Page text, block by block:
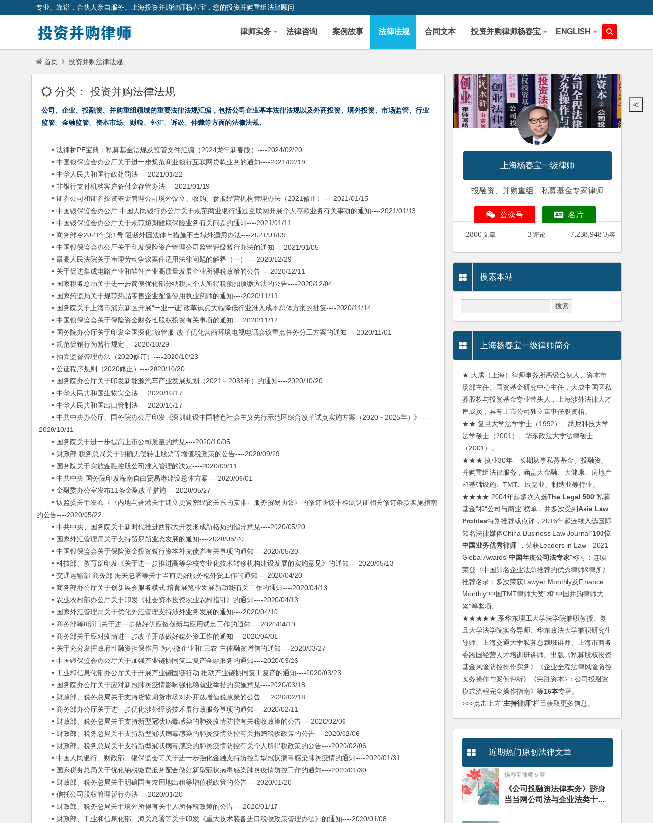
专业、靠谱，合伙人亲自服务。上海投资并购律师杨春宝，您的投资并购重组法律顾问
律师实务 法律咨询 案例故事 法律法规 合同文本 投资并购律师杨春宝 ENGLISH
首页 投资并购法律法规
分类： 投资并购法律法规
公司、企业、投融资、并购重组领域的重要法律法规汇编，包括公司企业基本法律法规以及外商投资、境外投资、市场监管、行业
监管、金融监管、资本市场、财税、外汇、诉讼、仲裁等方面的法律法规。
• 法律桥PE宝典：私募基金法规及监管文件汇编（2024龙年新春版）----2024/02/20
• 中国银保监会办公厅关于进一步规范商业银行互联网贷款业务的通知----2021/02/19
• 中华人民共和国行政处罚法----2021/01/22
• 非银行支付机构客户备付金存管办法----2021/01/19
• 证券公司和证券投资基金管理公司境外设立、收购、参股经营机构管理办法（2021修正）----2021/01/15
• 中国银保监会办公厅 中国人民银行办公厅关于规范商业银行通过互联网开展个人存款业务有关事项的通知----2021/01/13
• 中国银保监会办公厅关于规范短期健康保险业务有关问题的通知----2021/01/11
• 商务部令2021年第1号 阻断外国法律与措施不当域外适用办法----2021/01/09
• 中国银保监会办公厅关于印发保险资产管理公司监管评级暂行办法的通知----2021/01/05
• 最高人民法院关于审理劳动争议案件适用法律问题的解释（一）----2020/12/29
• 关于促进集成电路产业和软件产业高质量发展企业所得税政策的公告----2020/12/11
• 国家税务总局关于进一步简便优化部分纳税人个人所得税预扣预缴方法的公告----2020/12/04
• 国家药监局关于规范药品零售企业配备使用执业药师的通知----2020/11/19
• 国务院关于上海市浦东新区开展“一业一证”改革试点大幅降低行业准入成本总体方案的批复----2020/11/14
• 中国银保监会关于保险资金财务性股权投资有关事项的通知----2020/11/12
• 国务院办公厅关于印发全国深化“放管服”改革优化营商环境电视电话会议重点任务分工方案的通知----2020/11/01
• 规范促销行为暂行规定----2020/10/29
• 拍卖监督管理办法（2020修订）----2020/10/23
• 公证程序规则（2020修正）----2020/10/20
• 国务院办公厅关于印发新能源汽车产业发展规划（2021－2035年）的通知----2020/10/20
• 中华人民共和国生物安全法----2020/10/17
• 中华人民共和国出口管制法----2020/10/17
• 中共中央办公厅、国务院办公厅印发《深圳建设中国特色社会主义先行示范区综合改革试点实施方案（2020－2025年）》---
-2020/10/11
• 国务院关于进一步提高上市公司质量的意见----2020/10/05
• 财政部 税务总局关于明确无偿转让股票等增值税政策的公告----2020/09/29
• 国务院关于实施金融控股公司准入管理的决定----2020/09/11
• 中共中央 国务院印发海南自由贸易港建设总体方案----2020/06/01
• 金融委办公室发布11条金融改革措施----2020/05/27
• 认监委关于发布《〈内地与香港关于建立更紧密经贸关系的安排〉服务贸易协议》的修订协议中检测认证相关修订条款实施指南
的公告----2020/05/22
• 中共中央、国务院关于新时代推进西部大开发形成新格局的指导意见----2020/05/20
• 国家外汇管理局关于支持贸易新业态发展的通知----2020/05/20
• 中国银保监会关于保险资金投资银行资本补充债券有关事项的通知----2020/05/20
• 科技部、教育部印发《关于进一步推进高等学校专业化技术转移机构建设发展的实施意见》的通知----2020/05/13
• 交通运输部 商务部 海关总署等关于当前更好服务稳外贸工作的通知----2020/04/20
• 商务部办公厅关于创新展会服务模式 培育展览业发展新动能有关工作的通知----2020/04/13
• 农业农村部办公厅关于印发《社会资本投资农业农村指引》的通知----2020/04/13
• 国家外汇管理局关于优化外汇管理支持涉外业务发展的通知----2020/04/10
• 商务部等8部门关于进一步做好供应链创新与应用试点工作的通知----2020/04/10
• 商务部关于应对疫情进一步改革开放做好稳外资工作的通知----2020/04/01
• 关于充分发挥政府性融资担保作用 为小微企业和“三农”主体融资增信的通知----2020/03/27
• 中国银保监会办公厅关于加强产业链协同复工复产金融服务的通知----2020/03/26
• 工业和信息化部办公厅关于开展产业链固链行动 推动产业链协同复工复产的通知----2020/03/23
• 国务院办公厅关于应对新冠肺炎疫情影响强化稳就业举措的实施意见----2020/03/18
• 财政部、税务总局关于支持货物期货市场对外开放增值税政策的公告----2020/02/18
• 商务部办公厅关于进一步优化涉外经济技术展行政服务事项的通知----2020/02/11
• 财政部、税务总局关于支持新型冠状病毒感染的肺炎疫情防控有关税收政策的公告----2020/02/06
• 财政部、税务总局关于支持新型冠状病毒感染的肺炎疫情防控有关捐赠税收政策的公告----2020/02/06
• 财政部、税务总局关于支持新型冠状病毒感染的肺炎疫情防控有关个人所得税政策的公告----2020/02/06
• 中国人民银行、财政部、银保监会等关于进一步强化金融支持防控新型冠状病毒感染肺炎疫情的通知----2020/01/31
• 国家税务总局关于优化纳税缴费服务配合做好新型冠状病毒感染肺炎疫情防控工作的通知----2020/01/30
• 财政部、税务总局关于明确国有农用地出租等增值税政策的公告----2020/01/20
• 信托公司股权管理暂行办法----2020/01/20
• 财政部、税务总局关于境外所得有关个人所得税政策的公告----2020/01/17
• 财政部、工业和信息化部、海关总署等关于印发《重大技术装备进口税收政策管理办法》的通知----2020/01/08
上海杨春宝一级律师
投融资、并购重组、私募基金专家律师
公众号 名片
2800 文章 3 评论 7,238,948 访客
搜索本站
上海杨春宝一级律师简介
★ 大成（上海）律师事务所高级合伙人、资本市
场部主任、国资基金研究中心主任，大成中国区私
募股权与投资基金专业带头人，上海涉外法律人才
库成员，具有上市公司独立董事任职资格。
★★ 复旦大学法学学士（1992）、悉尼科技大学
法学硕士（2001）、华东政法大学法律硕士
（2001）。
★★★ 执业30年，长期从事私募基金、投融资、
并购重组法律服务，涵盖大金融、大健康、房地产
和基础设施、TMT、展览业、制造业等行业。
★★★★ 2004年起多次入选The Legal 500“私募
基金”和“公司与商业”榜单，并多次受到Asia Law
Profiles特别推荐或点评，2016年起连续入选国际
知名法律媒体China Business Law Journal“100位
中国业务优秀律师”，荣获Leaders in Law - 2021
Global Awards“中国年度公司法专家”称号；连续
荣登《中国知名企业法总推荐的优秀律师&律所》
推荐名录；多次荣获Lawyer Monthly及Finance
Monthly“中国TMT律师大奖”和“中国并购律师大
奖”等奖项。
★★★★★ 系华东理工大学法学院兼职教授、复
旦大学法学院实务导师、华东政法大学兼职研究生
导师、上海交通大学私募总裁班讲师、上海市商务
委跨国经营人才培训班讲师。出版《私募股权投资
基金风险防控操作实务》《企业全程法律风险防控
实务操作与案例评析》《完胜资本2：公司投融资
模式流程完全操作指南》等16本专著。
>>>点击上方“主持律师”栏目获取更多信息。
近期热门原创法律文章
杨春宝律师专著
《公司投融资法律实务》跻身
当当网公司法与企业法类十大
畅销图书榜